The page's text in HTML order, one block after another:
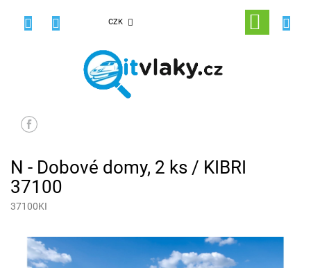
CZK
NÁKUPNÍ
KOŠÍK
N - Dobové domy, 2 ks / KIBRI
37100
37100KI